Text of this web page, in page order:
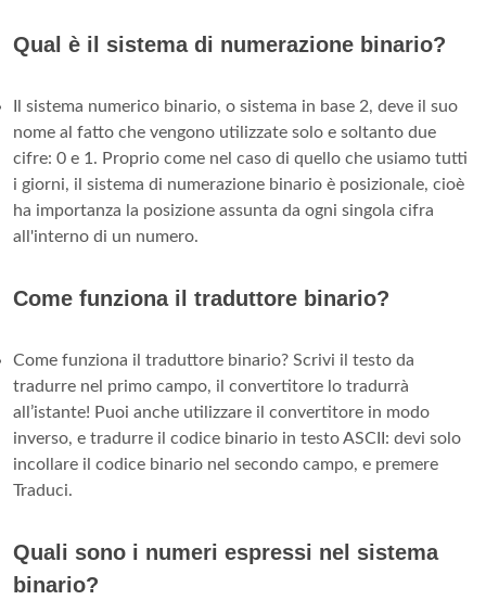
Qual è il sistema di numerazione binario?
Il sistema numerico binario, o sistema in base 2, deve il suo
nome al fatto che vengono utilizzate solo e soltanto due
cifre: 0 e 1. Proprio come nel caso di quello che usiamo tutti
i giorni, il sistema di numerazione binario è posizionale, cioè
ha importanza la posizione assunta da ogni singola cifra
all'interno di un numero.
Come funziona il traduttore binario?
Come funziona il traduttore binario? Scrivi il testo da
tradurre nel primo campo, il convertitore lo tradurrà
all’istante! Puoi anche utilizzare il convertitore in modo
inverso, e tradurre il codice binario in testo ASCII: devi solo
incollare il codice binario nel secondo campo, e premere
Traduci.
Quali sono i numeri espressi nel sistema
binario?